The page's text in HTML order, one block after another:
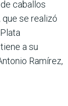
caballos
que se realizó
a su
Ramírez,